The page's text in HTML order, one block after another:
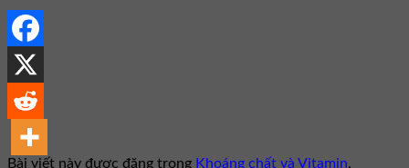
Bài viết này được đăng trong Khoáng chất và Vitamin,